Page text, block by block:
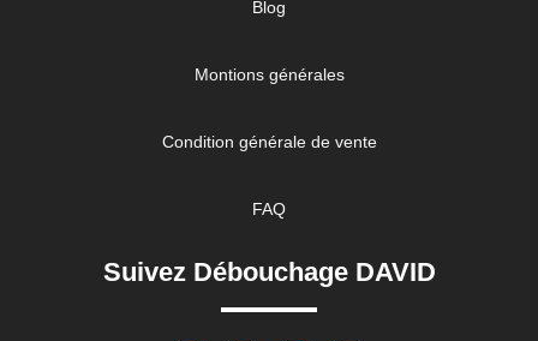
Blog
Montions générales
Condition générale de vente
FAQ
Suivez Débouchage DAVID